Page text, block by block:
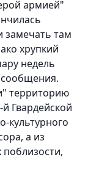
армией"
замечать там
хрупкий
недель
территорию
Гвардейской
культурного
а из